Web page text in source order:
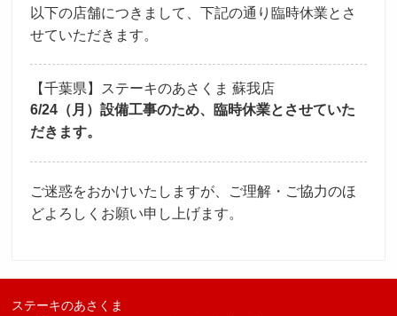
お問い合わせ
採用情報
採用トップ
新卒採用
中途採用
以下の店舗につきまして、下記の通り臨時休業とさ
せていただきます。
【千葉県】ステーキのあさくま 蘇我店
6/24（月）設備工事のため、臨時休業とさせていた
だきます。
ご迷惑をおかけいたしますが、ご理解・ご協力のほ
どよろしくお願い申し上げます。
ステーキのあさくま